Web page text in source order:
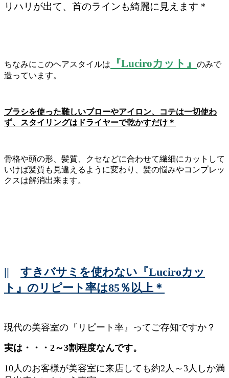
リハリが出て、首のラインも綺麗に見えます＊
ちなみにこのヘアスタイルは 『Luciroカット』
のみで
造っています。
ブラシを使った難しいブローやアイロン、コテは一切使わ
ず、スタイリングはドライヤーで乾かすだけ＊
骨格や頭の形、髪質、クセなどに合わせて繊細にカットして
いけば髪質も見違えるように変わり、髪の悩みやコンプレッ
クスは解消出来ます。
|| すきバサミを使わない『Luciroカッ
ト』のリピート率は85％以上＊
現代の美容室の『リピート率』ってご存知ですか？
実は・・・2～3割程度なんです。
10人のお客様が美容室に来店しても約2人～3人しか満